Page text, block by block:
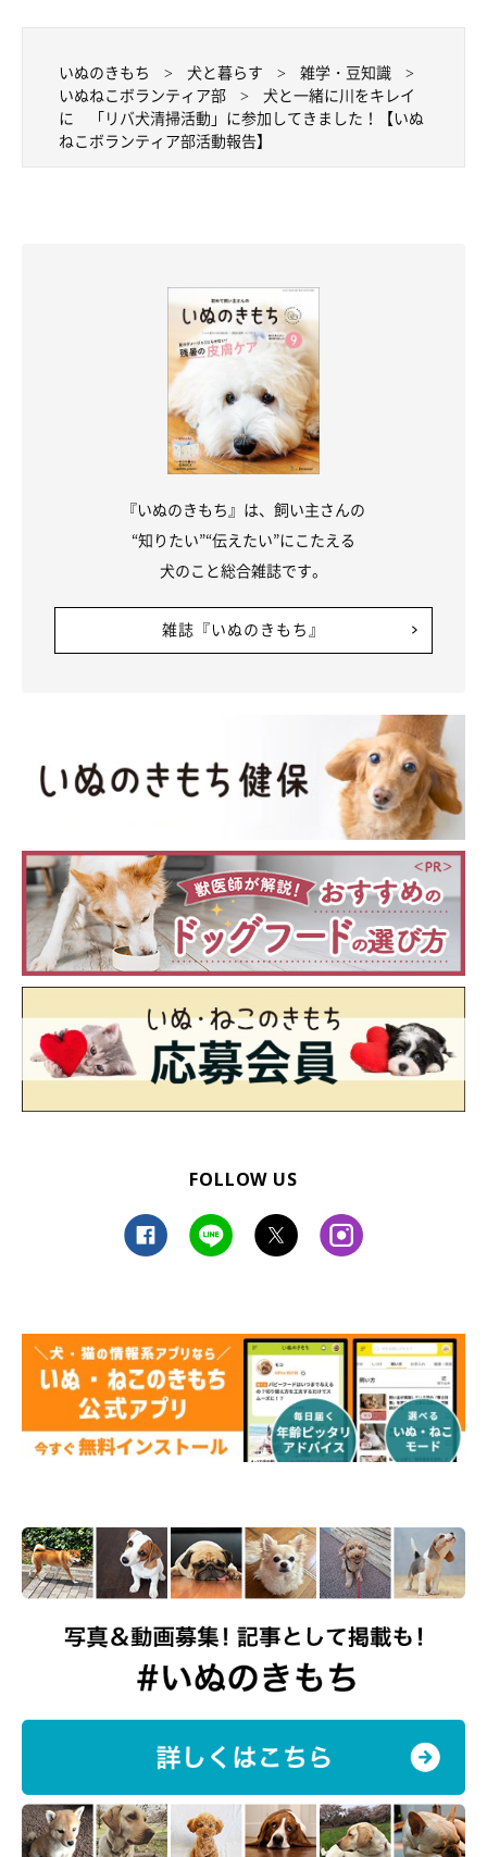
マロンちゃん（メス・3才／トイ・プードル） おっとり怖がりなマロンちゃ
んは飼い主さんから離れず。慎重派らしく、飼い主さんがゴミを拾う間はき
愛犬も飼い主さんもゴールした後は達成感が！
彩湖沿いに出る頃にはゴミ拾いをしながらのお散歩にも、みなさ
うです。
ゴール地点では集めたゴミが目に見え、みなさん達成感を感じな
がら閉幕となりました。
いぬのきもち 犬と暮らす
雑学・豆知識
いぬねこボランティア部
犬と一緒に川をキレイ
に 「リバ犬清掃活動」に参加してきました！【いぬ
ねこボランティア部活動報告】
『いぬのきもち』は、飼い主さんの
“知りたい”“伝えたい”にこたえる
犬のこと総合雑誌です。
雑誌『いぬのきもち』
FOLLOW US